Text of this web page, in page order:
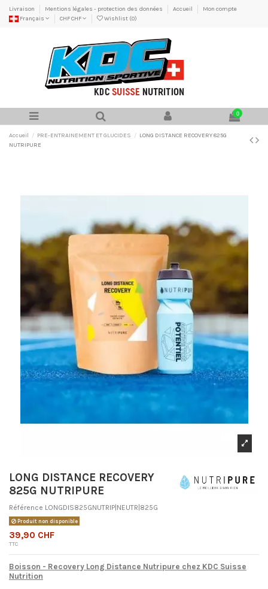
Livraison Mentions légales - protection des données Accueil
Mon compte
Français
CHF CHF Wishlist (0)
0
Accueil PRE-ENTRAINEMENT ET GLUCIDES
LONG DISTANCE RECOVERY 825G
NUTRIPURE
LONG DISTANCE RECOVERY
825G NUTRIPURE
Référence LONGDIS825GNUTRIP|NEUTR|825G
Produit non disponible
39,90 CHF
TTC
Boisson - Recovery Long Distance Nutripure chez KDC Suisse
Nutrition